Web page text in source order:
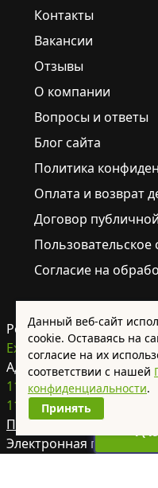
Контакты
Вакансии
Отзывы
О компании
Вопросы и ответы
Блог сайта
Политика
Оплата и возврат
Договор
Пользовательское
Согласие на
Режим работы:
Ежедневно с 7:00 до
Адрес для писем:
115280, г. Москва, ул.
11Б/6
Посмотреть на карте >
Электронная почта:
Данный веб-сайт
cookie. Оставаясь на
согласие на их
соответствии с нашей
конфиденциальности.
Принять